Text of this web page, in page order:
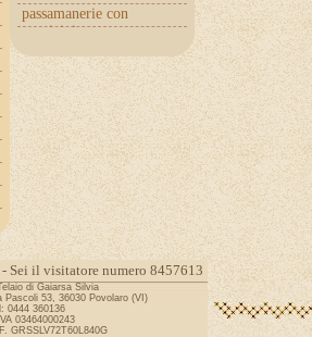
passamanerie con
cuoricini
Sei il visitatore numero 8457613
di Gaiarsa Silvia
Pascoli 53, 36030 Povolaro (VI)
0444 360136
03464000243
GRSSLV72T60L840G